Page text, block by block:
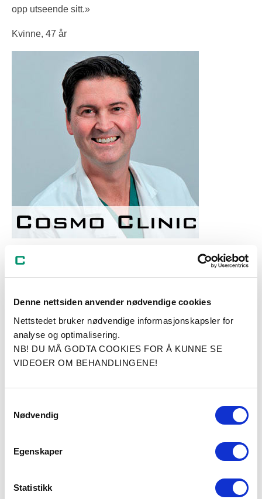
Denne nettsiden anvender nødvendige cookies
Nettstedet bruker nødvendige informasjonskapsler for
analyse og optimalisering.
NB! DU MÅ GODTA COOKIES FOR Å KUNNE SE
VIDEOER OM BEHANDLINGENE!
Nødvendig
Egenskaper
Statistikk
opp utseende sitt.»
Kvinne, 47 år
Les mer om ansiktsløft (facelift) her
Les mer om laserbehandling her
Om Cosmo Clinic
Åpningstider